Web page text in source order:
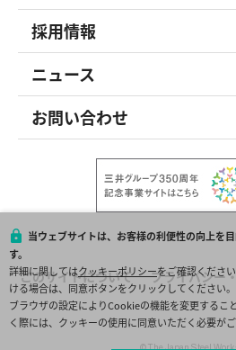
採用情報
ニュース
お問い合わせ
このサイトについて プライバシー
© The Japan Steel
当ウェブサイトは、お客様の利便性の向上を
す。
詳細に関してはクッキーポリシーをご確認くださ
ける場合は、同意ボタンをクリックしてください。
ブラウザの設定によりCookieの機能を変更するこ
く際には、クッキーの使用に同意いただく必要がご